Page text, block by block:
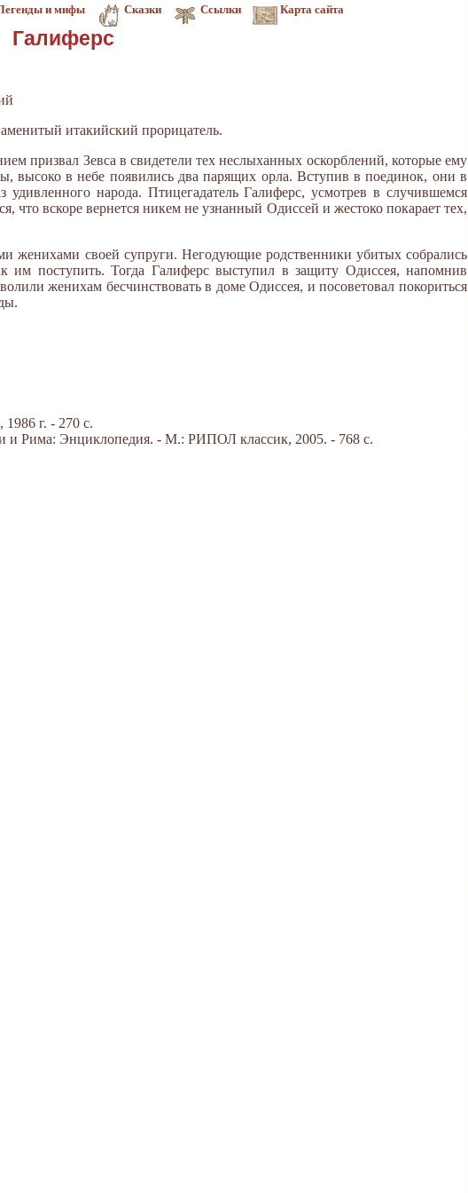
и мифы Сказки Ссылки Карта сайта
Галиферс
итакийский прорицатель.
призвал Зевса в свидетели тех неслыханных оскорблений, которые ему
высоко в небе появились два парящих орла. Вступив в поединок, они в
народа. Птицегадатель Галиферс, усмотрев в случившемся
что вскоре вернется никем не узнанный Одиссей и жестоко покарает тех,
женихами своей супруги. Негодующие родственники убитых собрались
им поступить. Тогда Галиферс выступил в защиту Одиссея, напомнив
женихам бесчинствовать в доме Одиссея, и посоветовал покориться
г. - 270 с.
Рима: Энциклопедия. - М.: РИПОЛ классик, 2005. - 768 с.